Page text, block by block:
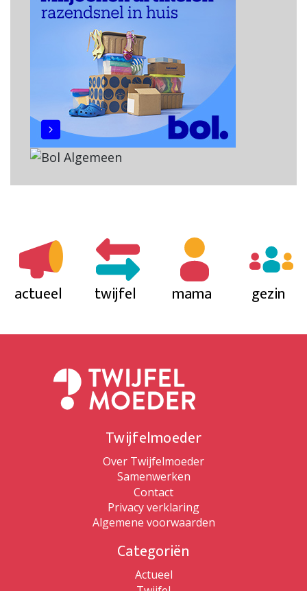
actueel twijfel mama gezin
Twijfelmoeder
Over Twijfelmoeder
Samenwerken
Contact
Privacy verklaring
Algemene voorwaarden
Categoriën
Actueel